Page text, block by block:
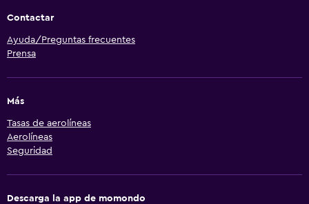
Contactar
Ayuda/Preguntas frecuentes
Prensa
Más
Tasas de aerolíneas
Aerolíneas
Seguridad
Descarga la app de momondo